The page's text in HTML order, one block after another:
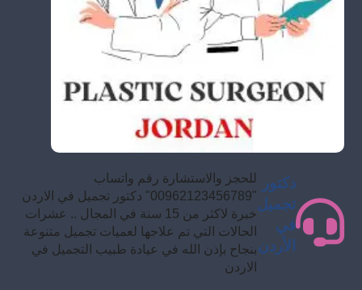
دكتور
تجميل
في
الأردن
للحجز والاستشارة رقم واتساب
"00962123456789" دكتور تجميل في الاردن
خبرة لاكثر من 15 سنة في المجال .. عشرات
الحالات التي تم علاجها لعميات تجميل متنوعة
بنجاح بإذن الله في عيادة طبيب التجميل في
الاردن